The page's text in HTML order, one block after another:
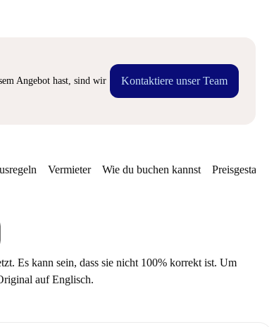
Angebot hast, sind wir
Kontaktiere unser Team
Vermieter Wie du buchen kannst Preisgestaltung
Es kann sein, dass sie nicht 100% korrekt ist. Um
auf Englisch.